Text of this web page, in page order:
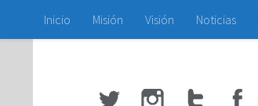
Saltar al contenido
Inicio Misión Visión Noticias